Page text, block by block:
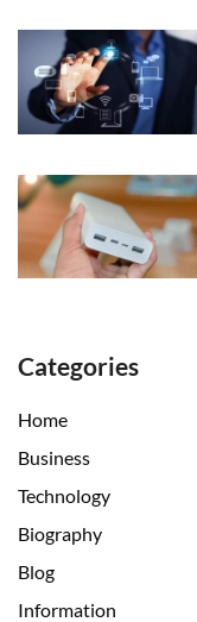
Categories
Home
Business
Technology
Biography
Blog
Information